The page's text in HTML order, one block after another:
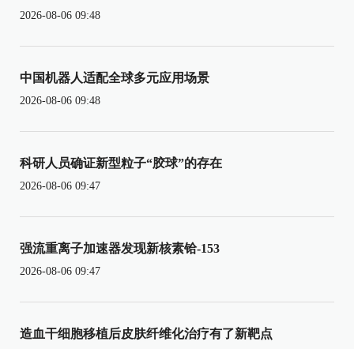
2026-08-06 09:48
中国机器人适配全球多元应用场景
2026-08-06 09:48
科研人员确证新型粒子“胶球”的存在
2026-08-06 09:47
强流重离子加速器发现新核素铪-153
2026-08-06 09:47
造血干细胞移植后皮肤纤维化治疗有了新靶点